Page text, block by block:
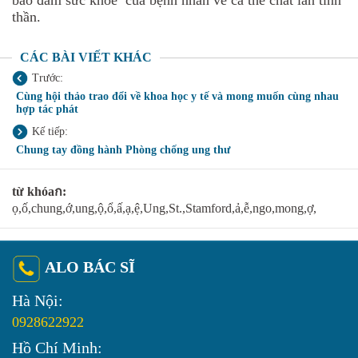
thần.
CÁC BÀI VIẾT KHÁC
Trước:
​Cùng hội thảo trao đổi về khoa học y tế và mong muốn cùng nhau
hợp tác phát
Kế tiếp:
Chung tay đồng hành Phòng chống ung thư
từ khóaก:
ọ,ố,chung,ớ,ung,ộ,ổ,ấ,ạ,ệ,Ung,St.,Stamford,ả,ễ,ngo,mong,ợ,
ALO BÁC SĨ
Hà Nội:
0928622922
Hồ Chí Minh: